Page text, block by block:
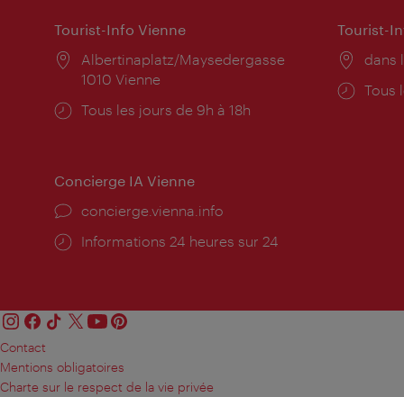
Tourist-Info Vienne
Lieu:
Albertinaplatz/Maysedergasse
1010 Vienne
Horaires
Tous les jours de 9h à 18h
Tourist-
Lieu:
dans
Tous
Concierge IA Vienne
Ort:
concierge.vienna.info
Öffnungszeiten:
Informations 24 heures sur 24
Contact
Mentions obligatoires
Charte sur le respect de la vie privée